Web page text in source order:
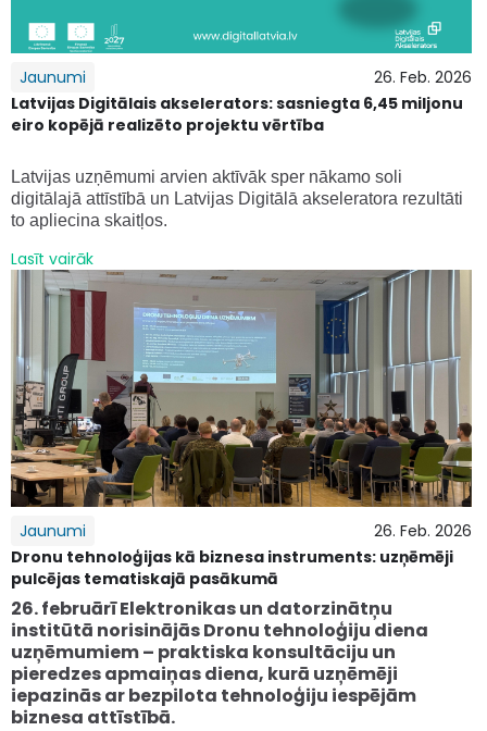
Jaunumi
26. Feb. 2026
Latvijas Digitālais akselerators: sasniegta 6,45 miljonu
eiro kopējā realizēto projektu vērtība
Latvijas uzņēmumi arvien aktīvāk sper nākamo soli
digitālajā attīstībā un Latvijas Digitālā akseleratora rezultāti
to apliecina skaitļos.
Lasīt vairāk
Jaunumi
26. Feb. 2026
Dronu tehnoloģijas kā biznesa instruments: uzņēmēji
pulcējas tematiskajā pasākumā
26. februārī Elektronikas un datorzinātņu
institūtā norisinājās Dronu tehnoloģiju diena
uzņēmumiem – praktiska konsultāciju un
pieredzes apmaiņas diena, kurā uzņēmēji
iepazinās ar bezpilota tehnoloģiju iespējām
biznesa attīstībā.